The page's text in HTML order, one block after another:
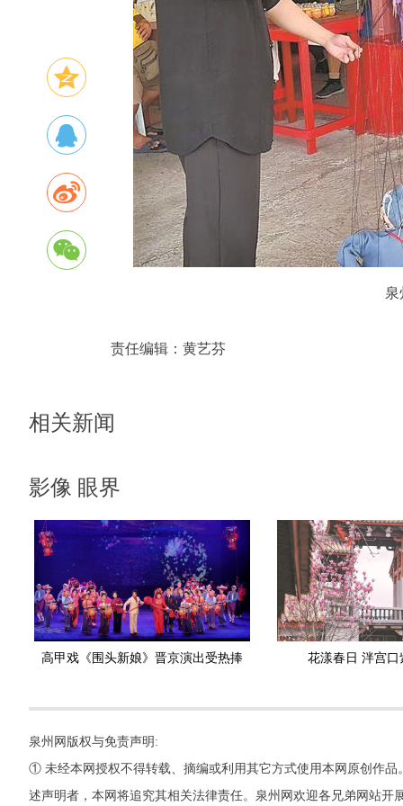
泉
责任编辑： 黄艺芬
相关新闻
影像 眼界
高甲戏《围头新娘》晋京演出受热捧 花漾春日 泮宫口
泉州网版权与免责声明:
① 未经本网授权不得转载、摘编或利用其它方式使用本网原创作
述声明者，本网将追究其相关法律责任。泉州网欢迎各兄弟网站开